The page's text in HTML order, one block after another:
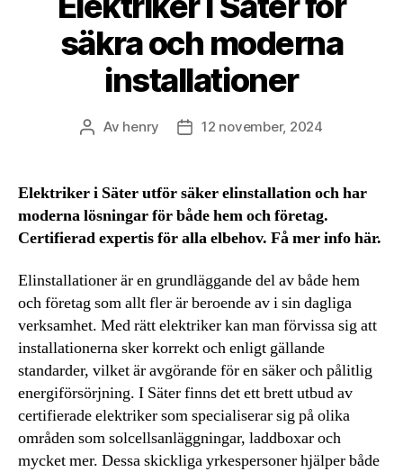
säkra och moderna
installationer
Inläggsförfattare
Av henry Inläggsdatum
12 november, 2024
Elektriker i Säter utför säker elinstallation och har
moderna lösningar för både hem och företag.
Certifierad expertis för alla elbehov. Få mer info här.
Elinstallationer är en grundläggande del av både hem
och företag som allt fler är beroende av i sin dagliga
verksamhet. Med rätt elektriker kan man förvissa sig att
installationerna sker korrekt och enligt gällande
standarder, vilket är avgörande för en säker och pålitlig
energiförsörjning. I Säter finns det ett brett utbud av
certifierade elektriker som specialiserar sig på olika
områden som solcellsanläggningar, laddboxar och
mycket mer. Dessa skickliga yrkespersoner hjälper både